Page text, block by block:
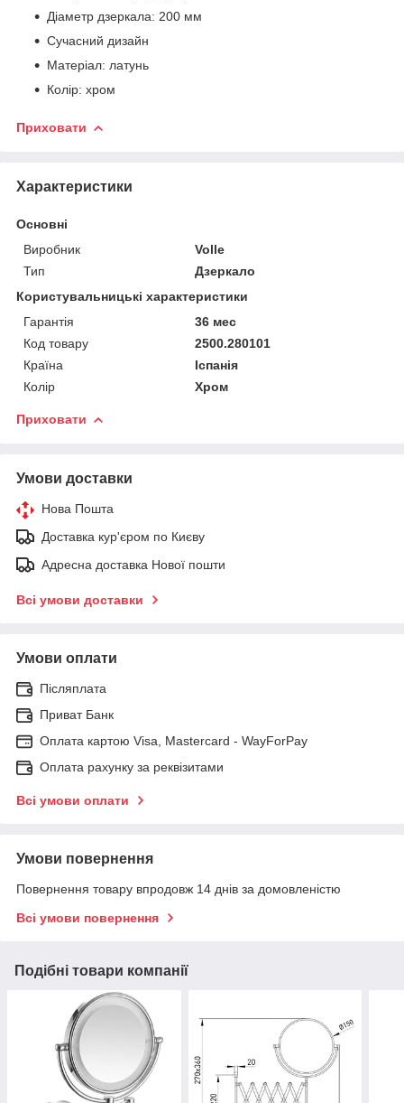
Діаметр дзеркала: 200 мм
Сучасний дизайн
Матеріал: латунь
Колір: хром
Приховати
Характеристики
Основні
Виробник
Volle
Тип
Дзеркало
Користувальницькі характеристики
Гарантія
36 меc
Код товару
2500.280101
Країна
Іспанія
Колір
Хром
Приховати
Умови доставки
Нова Пошта
Доставка кур'єром по Києву
Адресна доставка Нової пошти
Всі умови доставки
Умови оплати
Післяплата
Приват Банк
Оплата картою Visa, Mastercard - WayForPay
Оплата рахунку за реквізитами
Всі умови оплати
Умови повернення
Повернення товару впродовж 14 днів за домовленістю
Всі умови повернення
Подібні товари компанії